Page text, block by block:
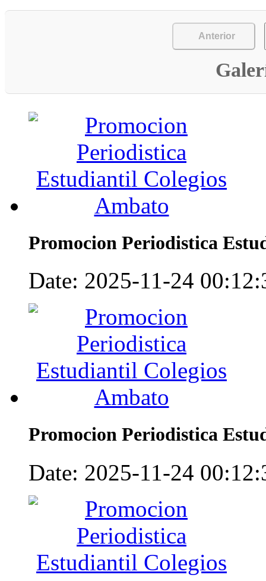
Anterior
Promocion Periodistica
Date: 2025-11-24
Promocion Periodistica
Date: 2025-11-24